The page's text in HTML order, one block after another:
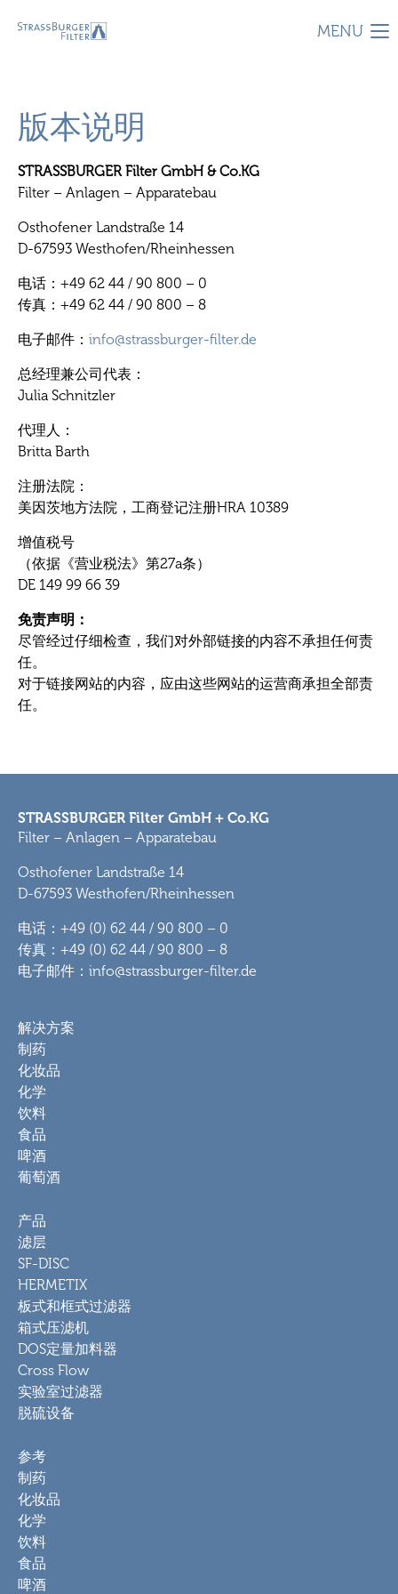
MENU
版本说明
STRASSBURGER Filter GmbH & Co.KG
Filter – Anlagen – Apparatebau
Osthofener Landstraße 14
D-67593 Westhofen/Rheinhessen
电话：+49 62 44 / 90 800 – 0
传真：+49 62 44 / 90 800 – 8
电子邮件： info@strassburger-filter.de
总经理兼公司代表：
Julia Schnitzler
代理人：
Britta Barth
注册法院：
美因茨地方法院，工商登记注册HRA 10389
增值税号
（依据《营业税法》第27a条）
DE 149 99 66 39
免责声明：
尽管经过仔细检查，我们对外部链接的内容不承担任何责
任。
对于链接网站的内容，应由这些网站的运营商承担全部责
任。
STRASSBURGER Filter GmbH + Co.KG
Filter – Anlagen – Apparatebau
Osthofener Landstraße 14
D-67593 Westhofen/Rheinhessen
电话：+49 (0) 62 44 / 90 800 – 0
传真：+49 (0) 62 44 / 90 800 – 8
电子邮件：info@strassburger-filter.de
解决方案
制药
化妆品
化学
饮料
食品
啤酒
葡萄酒
产品
滤层
SF-DISC
HERMETIX
板式和框式过滤器
箱式压滤机
DOS定量加料器
Cross Flow
实验室过滤器
脱硫设备
参考
制药
化妆品
化学
饮料
食品
啤酒